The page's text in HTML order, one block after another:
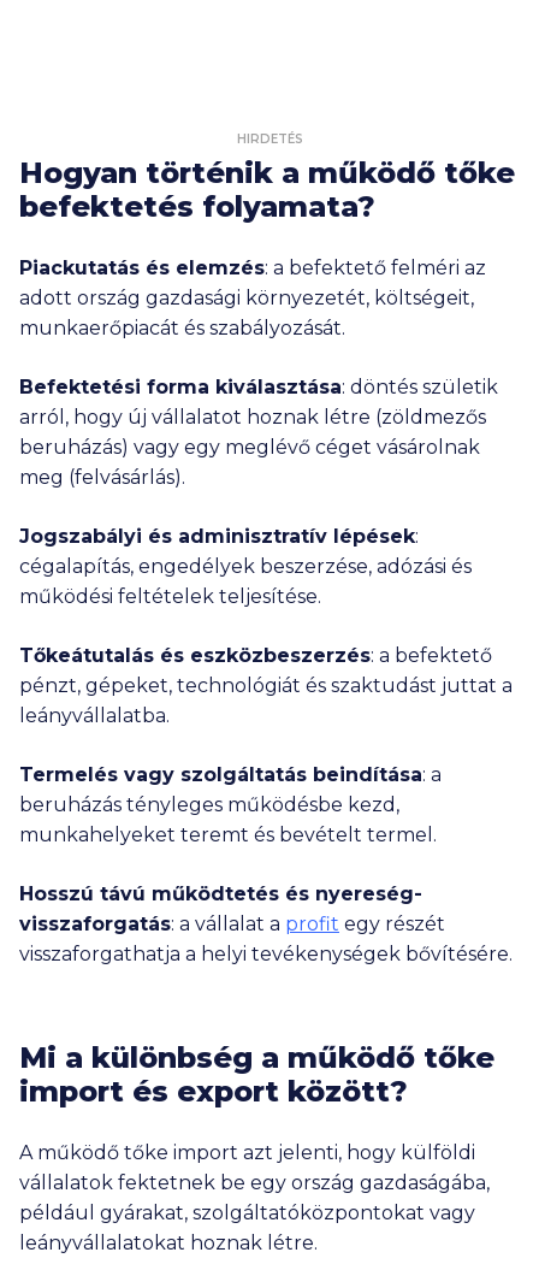
HIRDETÉS
Hogyan történik a működő tőke
befektetés folyamata?
Piackutatás és elemzés: a befektető felméri az
adott ország gazdasági környezetét, költségeit,
munkaerőpiacát és szabályozását.
Befektetési forma kiválasztása: döntés születik
arról, hogy új vállalatot hoznak létre (zöldmezős
beruházás) vagy egy meglévő céget vásárolnak
meg (felvásárlás).
Jogszabályi és adminisztratív lépések:
cégalapítás, engedélyek beszerzése, adózási és
működési feltételek teljesítése.
Tőkeátutalás és eszközbeszerzés: a befektető
pénzt, gépeket, technológiát és szaktudást juttat a
leányvállalatba.
Termelés vagy szolgáltatás beindítása: a
beruházás tényleges működésbe kezd,
munkahelyeket teremt és bevételt termel.
Hosszú távú működtetés és nyereség-
visszaforgatás: a vállalat a profit egy részét
visszaforgathatja a helyi tevékenységek bővítésére.
Mi a különbség a működő tőke
import és export között?
A működő tőke import azt jelenti, hogy külföldi
vállalatok fektetnek be egy ország gazdaságába,
például gyárakat, szolgáltatóközpontokat vagy
leányvállalatokat hoznak létre.